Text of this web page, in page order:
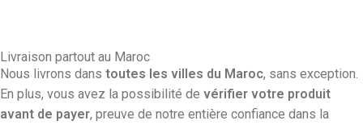
Livraison partout au Maroc
Nous livrons dans toutes les villes du Maroc, sans exception.
En plus, vous avez la possibilité de vérifier votre produit
avant de payer, preuve de notre entière confiance dans la